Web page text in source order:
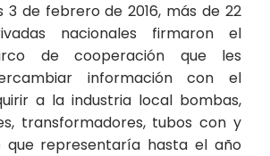
3 de febrero de 2016, más de 22
nacionales firmaron el
de cooperación que les
información con el
a la industria local bombas,
transformadores, tubos con y
que representaría hasta el año